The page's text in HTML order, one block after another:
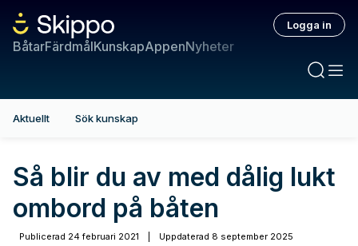
BåtarFärdmålKunskapAppenNyheter
Logga in
Aktuellt Sök kunskap
Så blir du av med dålig lukt
ombord på båten
Publicerad 24 februari 2021 Uppdaterad 8 september 2025